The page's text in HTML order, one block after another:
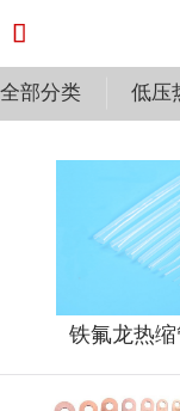

全部分类 低压
铁氟龙热缩